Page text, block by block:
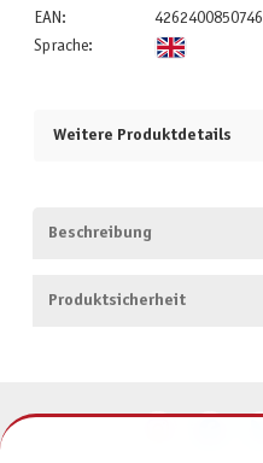
EAN:
4262400850746
Sprache:
Weitere Produktdetails
Beschreibung
Produktsicherheit